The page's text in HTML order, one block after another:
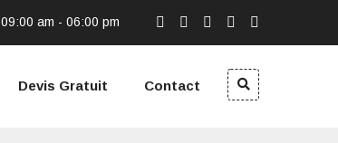
09:00 am - 06:00 pm
Devis Gratuit Contact